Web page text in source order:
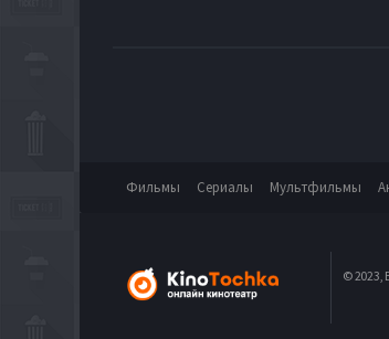
Фильмы Сериалы Мультфильмы
© 2023,